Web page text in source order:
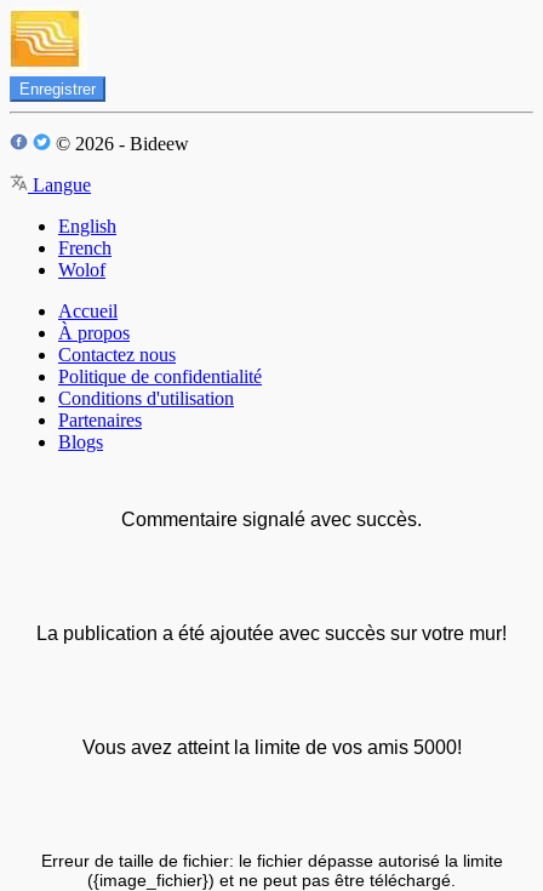
Enregistrer
© 2026 - Bideew
Langue
English
French
Wolof
Accueil
À propos
Contactez nous
Politique de confidentialité
Conditions d'utilisation
Partenaires
Blogs
Commentaire signalé avec succès.
La publication a été ajoutée avec succès sur votre mur!
Vous avez atteint la limite de vos amis 5000!
Erreur de taille de fichier: le fichier dépasse autorisé la limite
({image_fichier}) et ne peut pas être téléchargé.